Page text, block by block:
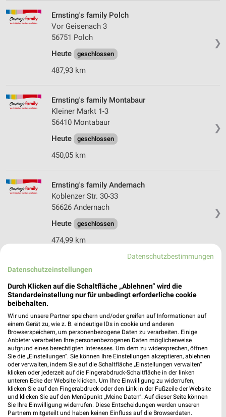
❯
Ernsting's family Polch
Vor Geisenach 3
56751 Polch
Heute
geschlossen
487,93 km
❯
Ernsting's family Montabaur
Kleiner Markt 1-3
56410 Montabaur
Heute
geschlossen
450,05 km
❯
Ernsting's family Andernach
Koblenzer Str. 30-33
56626 Andernach
Heute
geschlossen
474,99 km
Ernsting's family Kastellaun
Johann-Sebastian-Bach-Straße 24
56288 Kastellaun
496,35 km
Ernsting's family Mayen
Hausener Straße 2-6
56727 Mayen
Heute geschlossen
491,61 km
Datenschutzbestimmungen
Datenschutzeinstellungen
Durch Klicken auf die Schaltfläche „Ablehnen“ wird die
Standardeinstellung nur für unbedingt erforderliche cookie
beibehalten.
Wir und unsere Partner speichern und/oder greifen auf Informationen auf
einem Gerät zu, wie z. B. eindeutige IDs in cookie und anderen
Browserspeichern, um personenbezogene Daten zu verarbeiten. Einige
Anbieter verarbeiten Ihre personenbezogenen Daten möglicherweise
aufgrund eines berechtigten Interesses. Um dem zu widersprechen, öffnen
Sie die „Einstellungen“. Sie können Ihre Einstellungen akzeptieren, ablehnen
oder verwalten, indem Sie auf die Schaltfläche „Einstellungen verwalten“
klicken oder jederzeit auf die Fingerabdruck-Schaltfläche in der linken
unteren Ecke der Website klicken. Um Ihre Einwilligung zu widerrufen,
klicken Sie auf den Fingerabdruck oder den Link in der Fußzeile der Website
und klicken Sie auf den Menüpunkt „Meine Daten“. Auf dieser Seite können
Sie Ihre Einwilligung widerrufen. Diese Entscheidungen werden unseren
Partnern mitgeteilt und haben keinen Einfluss auf die Browserdaten.